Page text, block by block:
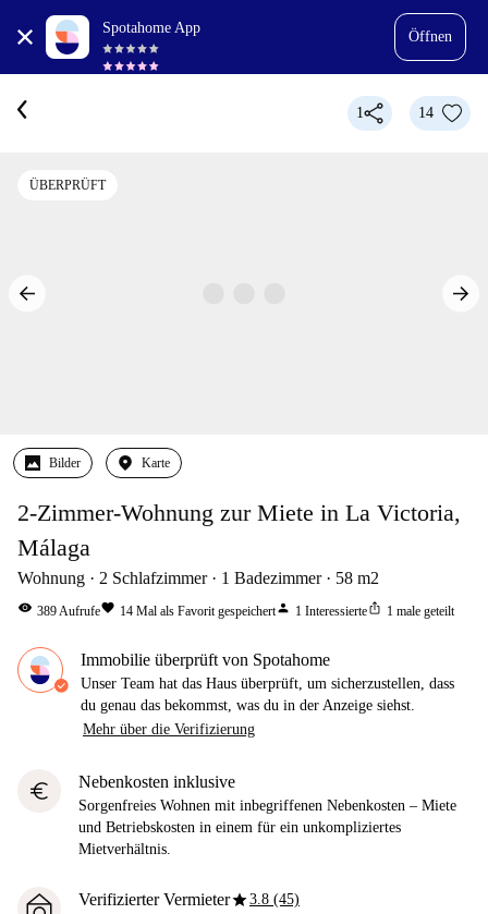
Spotahome App
Öffnen
1 14
ÜBERPRÜFT
Bilder Karte
2-Zimmer-Wohnung zur Miete in La Victoria,
Málaga
Wohnung 2 Schlafzimmer 1 Badezimmer 58 m2
visibility 389Aufrufefavorite 14 Mal als Favorit gespeichertperson 1 Interessierteios_share 1 male geteilt
Immobilie überprüft von Spotahome
Unser Team hat das Haus überprüft, um sicherzustellen, dass
du genau das bekommst, was du in der Anzeige siehst.
Mehr über die Verifizierung
euro Nebenkosten inklusive
Sorgenfreies Wohnen mit inbegriffenen Nebenkosten – Miete
und Betriebskosten in einem für ein unkompliziertes
Mietverhältnis.
Verifizierter Vermieterstar3.8 (45)